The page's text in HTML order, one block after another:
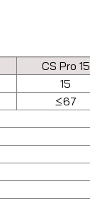
CS Pro 15
15
≤67